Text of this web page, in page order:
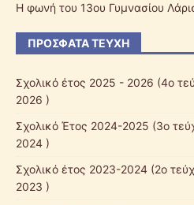
Η φωνή του 13ου Γυμνασίου
ΠΡΌΣΦΑΤΑ ΤΕΎΧΗ
Σχολικό έτος 2025 - 2026 (4ο
2026 )
Σχολικό Έτος 2024-2025 (3ο
2024 )
Σχολικό έτος 2023-2024 (2ο
2023 )